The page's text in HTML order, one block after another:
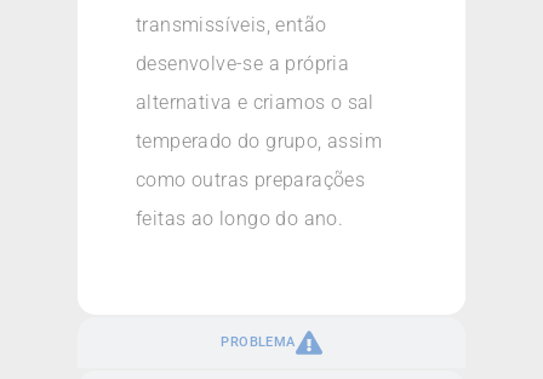
PROBLEMA
transmissíveis, então
desenvolve-se a própria
alternativa e criamos o sal
temperado do grupo, assim
como outras preparações
feitas ao longo do ano.